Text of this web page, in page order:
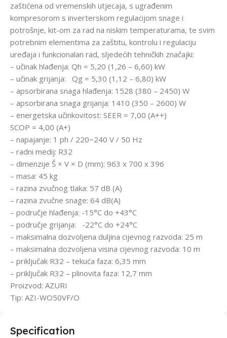
zaštićena od vremenskih utjecaja, s ugrađenim
kompresorom s inverterskom regulacijom snage i
potrošnje, kit-om za rad na niskim temperaturama, te svim
potrebnim elementima za zaštitu, kontrolu i regulaciju
uređaja i funkcionalan rad, sljedećih tehničkih značajki:
– učinak hlađenja: Qh = 5,20 (1,26 – 6,60) kW
– učinak grijanja: Qg = 5,30 (1,12 – 6,80) kW
– apsorbirana snaga hlađenja: 1528 (380 – 2450) W
– apsorbirana snaga grijanja: 1410 (350 – 2600) W
– energetska učinkovitost: SEER = 7,00 (A++)
SCOP = 4,00 (A+)
– napajanje: 1 ph / 220~240 V / 50 Hz
– radni medij: R32
– dimenzije Š × V × D (mm): 963 x 700 x 396
– masa: 45 kg
– razina zvučnog tlaka: 57 dB (A)
– razina zvučne snage: 64 dB(A)
– područje hlađenja: -15°C do +43°C
– područje grijanja: -22°C do +24°C
– maksimalna dozvoljena duljina cijevnog razvoda: 25 m
– maksimalna dozvoljena visina cijevnog razvoda: 10 m
– priključak R32 – tekuća faza: 6,35 mm
– priključak R32 – plinovita faza: 12,7 mm
Proizvod: AZURI
Tip: AZI-WO50VF/O
Specification